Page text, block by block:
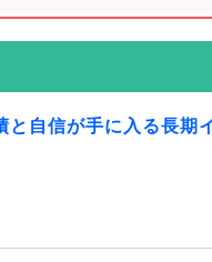
と自信が手に入る長期